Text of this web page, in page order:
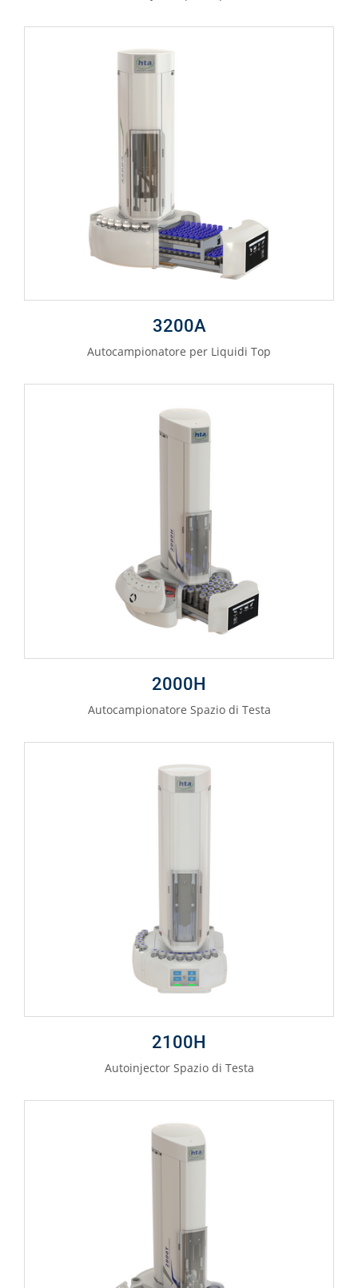
3200A
Autocampionatore per Liquidi Top
2000H
Autocampionatore Spazio di Testa
2100H
Autoinjector Spazio di Testa